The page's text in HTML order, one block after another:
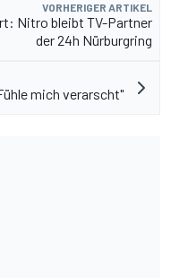
VORHERIGER ARTIKEL
Nitro bleibt TV-Partner
der 24h Nürburgring
mich verarscht"